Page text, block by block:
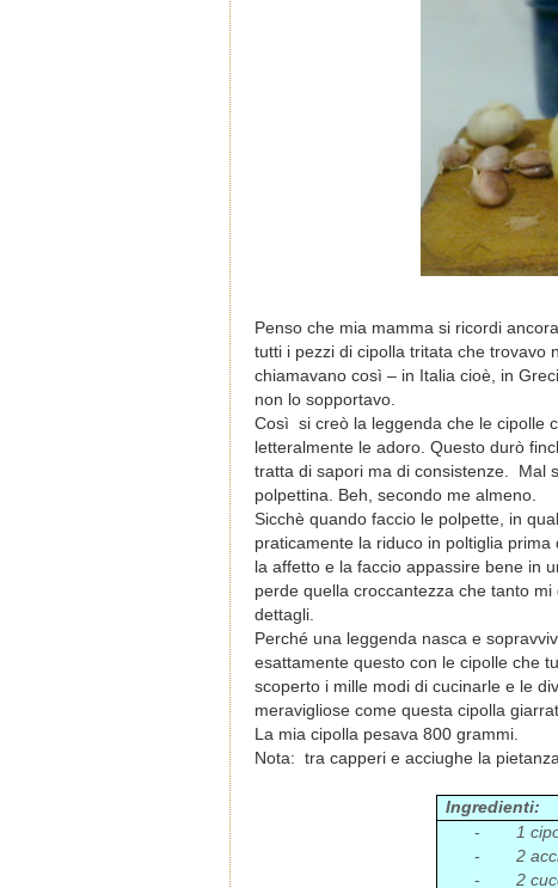
Penso che mia mamma si ricordi
tutti i pezzi di cipolla tritata che trovavo
chiamavano così – in Italia cioè, in
non lo sopportavo.
Così si creò la leggenda che le cipolle
letteralmente le adoro. Questo durò
tratta di sapori ma di consistenze. Mal
polpettina. Beh, secondo me almeno.
Sicchè quando faccio le polpette, in
praticamente la riduco in poltiglia
la affetto e la faccio appassire bene in
perde quella croccantezza che tanto
dettagli.
Perché una leggenda nasca e
esattamente questo con le cipolle che
scoperto i mille modi di cucinarle e le
meravigliose come questa cipolla
La mia cipolla pesava 800 grammi.
Nota: tra capperi e acciughe la
Ingredienti:
-
1
-
2
-
2